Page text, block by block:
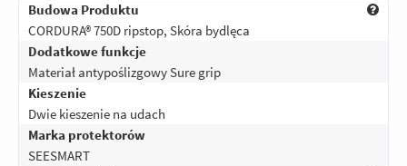
Budowa Produktu
CORDURA® 750D ripstop, Skóra bydlęca
Dodatkowe funkcje
Materiał antypoślizgowy Sure grip
Kieszenie
Dwie kieszenie na udach
Marka protektorów
SEESMART